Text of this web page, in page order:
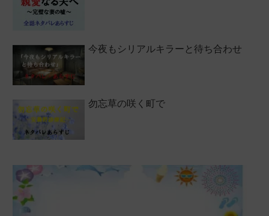
今夜もシリアルキラーと待ち合わせ
勿忘草の咲く町で